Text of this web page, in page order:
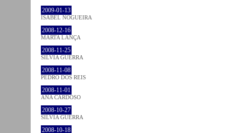
2009-01-13
ISABEL NOGUEIRA
2008-12-16
MARTA LANÇA
2008-11-25
SÍLVIA GUERRA
2008-11-08
PEDRO DOS REIS
2008-11-01
ANA CARDOSO
2008-10-27
SÍLVIA GUERRA
2008-10-18